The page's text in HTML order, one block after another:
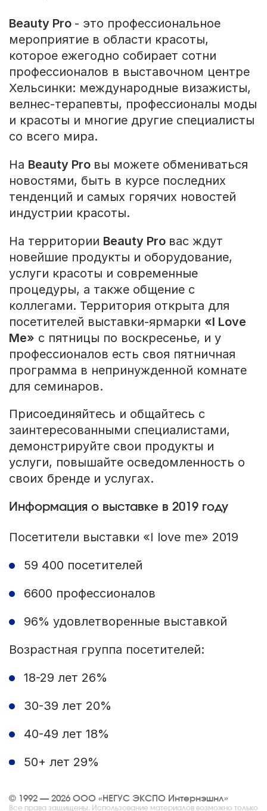
Beauty Pro - это профессиональное
мероприятие в области красоты,
которое ежегодно собирает сотни
профессионалов в выставочном центре
Хельсинки: международные визажисты,
велнес-терапевты, профессионалы моды
и красоты и многие другие специалисты
со всего мира.
На Beauty Pro вы можете обмениваться
новостями, быть в курсе последних
тенденций и самых горячих новостей
индустрии красоты.
На территории Beauty Pro вас ждут
новейшие продукты и оборудование,
услуги красоты и современные
процедуры, а также общение с
коллегами. Территория открыта для
посетителей выставки-ярмарки «I Love
Me» с пятницы по воскресенье, и у
профессионалов есть своя пятничная
программа в непринужденной комнате
для семинаров.
Присоединяйтесь и общайтесь с
заинтересованными специалистами,
демонстрируйте свои продукты и
услуги, повышайте осведомленность о
своих бренде и услугах.
Информация о выставке в 2019 году
Посетители выставки «I love me» 2019
59 400 посетителей
6600 профессионалов
96% удовлетворенные выставкой
Возрастная группа посетителей:
18-29 лет 26%
30-39 лет 20%
40-49 лет 18%
50+ лет 29%
© 1992 — 2026 ООО «НЕГУС ЭКСПО Интернэшнл»
Все права защищены. Использование материалов возможно только